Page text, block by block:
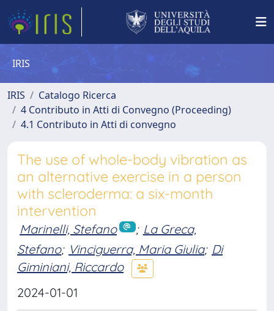
IRIS
IRIS
Catalogo Ricerca
4 Contributo in Atti di Convegno (Proceeding)
4.1 Contributo in Atti di convegno
The use of whole-body vibration as
an alternative exercise in a person
with scleroderma: a six-month
intervention
Marinelli, Stefano ; La Greca,
Stefano; Vinciguerra, Maria Giulia; Di
Giminiani, Riccardo
2024-01-01